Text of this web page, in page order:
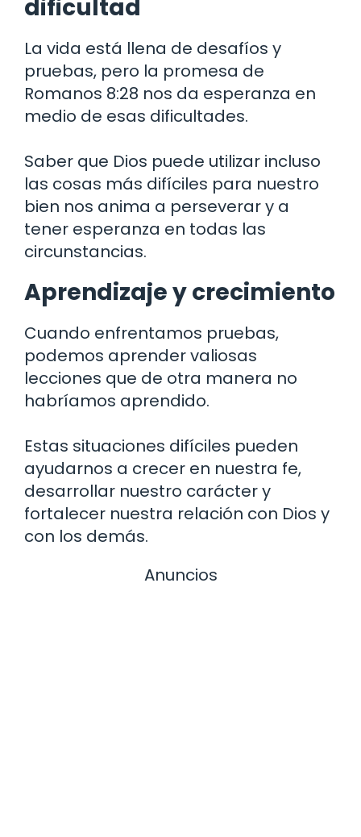
dificultad
La vida está llena de desafíos y
pruebas, pero la promesa de
Romanos 8:28 nos da esperanza en
medio de esas dificultades.
Saber que Dios puede utilizar incluso
las cosas más difíciles para nuestro
bien nos anima a perseverar y a
tener esperanza en todas las
circunstancias.
Aprendizaje y crecimiento
Cuando enfrentamos pruebas,
podemos aprender valiosas
lecciones que de otra manera no
habríamos aprendido.
Estas situaciones difíciles pueden
ayudarnos a crecer en nuestra fe,
desarrollar nuestro carácter y
fortalecer nuestra relación con Dios y
con los demás.
Anuncios